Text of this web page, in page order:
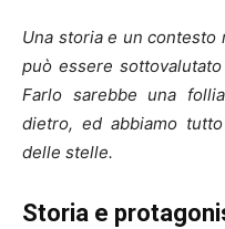
Una storia e un contesto
può essere
Farlo sarebbe una
dietro, ed abbiamo
delle stelle.
Storia e